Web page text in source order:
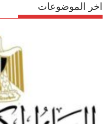
اخر الموضوعات